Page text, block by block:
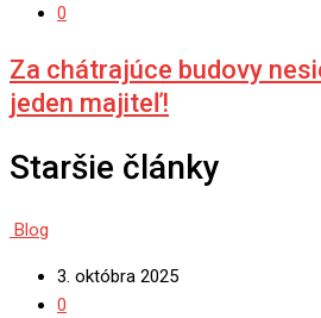
0
Za chátrajúce budovy
jeden majiteľ!
Staršie články
Blog
3. októbra 2025
0